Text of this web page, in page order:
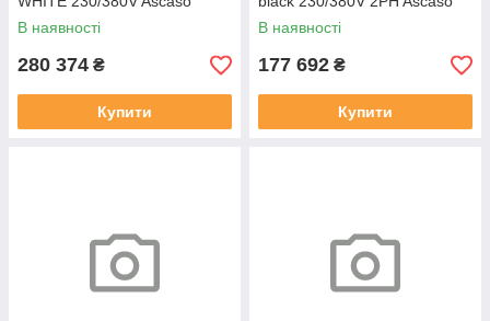
В наявності
280 374 ₴
Купити
В наявності
177 692 ₴
Купити